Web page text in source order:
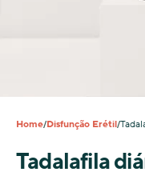
Home/Disfunção Erétil/
Tadalafila